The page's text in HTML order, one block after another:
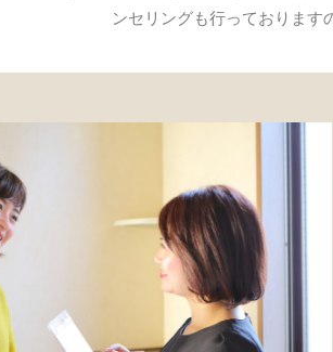
ンセリングも行っております